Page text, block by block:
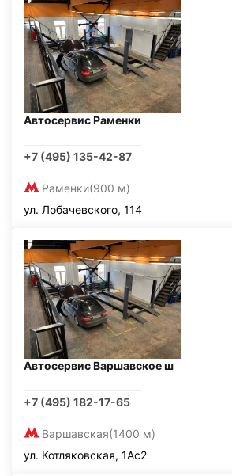
Автосервис Раменки
+7 (495) 135-42-87
Раменки(900 м)
ул. Лобачевского, 114
Автосервис Варшавское ш
+7 (495) 182-17-65
Варшавская(1400 м)
ул. Котляковская, 1Ас2